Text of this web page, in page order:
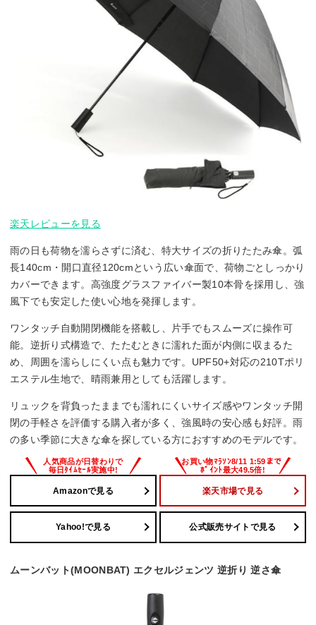
楽天レビューを見る
雨の日も荷物を濡らさずに済む、特大サイズの折りたたみ傘。弧
長140cm・開口直径120cmという広い傘面で、荷物ごとしっかり
カバーできます。高強度グラスファイバー製10本骨を採用し、強
風下でも安定した使い心地を発揮します。
ワンタッチ自動開閉機能を搭載し、片手でもスムーズに操作可
能。逆折り式構造で、たたむときに濡れた面が内側に収まるた
め、周囲を濡らしにくい点も魅力です。UPF50+対応の210Tポリ
エステル生地で、晴雨兼用としても活躍します。
リュックを背負ったままでも濡れにくいサイズ感やワンタッチ開
閉の手軽さを評価する購入者が多く、強風時の安心感も好評。雨
の多い季節に大きな傘を探している方におすすめのモデルです。
Amazonで見る 楽天市場で見る
Yahoo!で見る 公式販売サイトで見る
ムーンバット(MOONBAT) エクセルジェンツ 逆折り 逆さ傘